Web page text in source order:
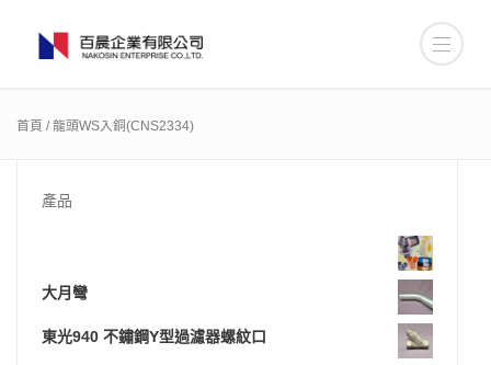
首頁 / 龍頭WS入銅(CNS2334)
產品
大月彎
東光940 不鏽鋼Y型過濾器螺紋口